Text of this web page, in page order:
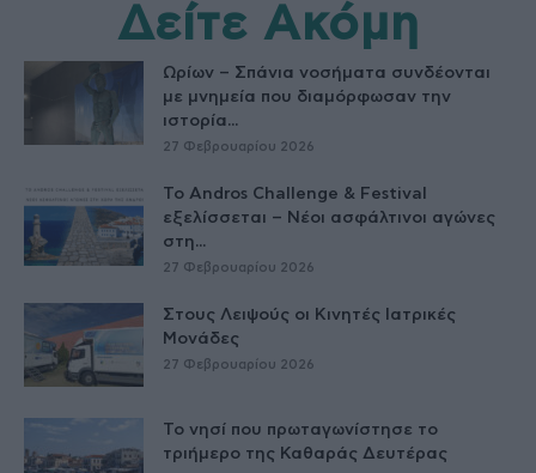
Δείτε Ακόμη
Ωρίων – Σπάνια νοσήματα συνδέονται
με μνημεία που διαμόρφωσαν την
ιστορία...
27 Φεβρουαρίου 2026
Το Andros Challenge & Festival
εξελίσσεται – Νέοι ασφάλτινοι αγώνες
στη...
27 Φεβρουαρίου 2026
Στους Λειψούς οι Κινητές Ιατρικές
Μονάδες
27 Φεβρουαρίου 2026
Το νησί που πρωταγωνίστησε το
τριήμερο της Καθαράς Δευτέρας